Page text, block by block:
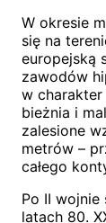
W okresie
się na
europejską
zawodów
w charakter
bieżnia i
zalesione
metrów –
całego
Po II
latach 80.